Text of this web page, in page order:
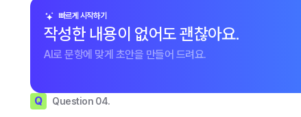
빠르게 시작하기
작성한 내용이 없어도 괜찮아요.
AI로 문항에 맞게 초안을 만들어 드려요.
Q Question 04.